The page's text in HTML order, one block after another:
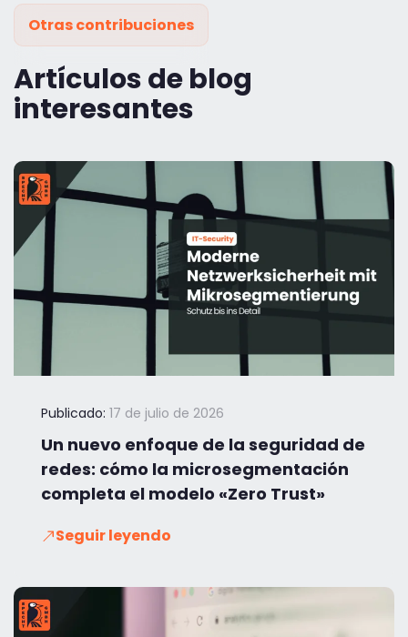
Otras contribuciones
Artículos de blog
interesantes
Publicado: 17 de julio de 2026
Un nuevo enfoque de la seguridad de
redes: cómo la microsegmentación
completa el modelo «Zero Trust»
Seguir leyendo